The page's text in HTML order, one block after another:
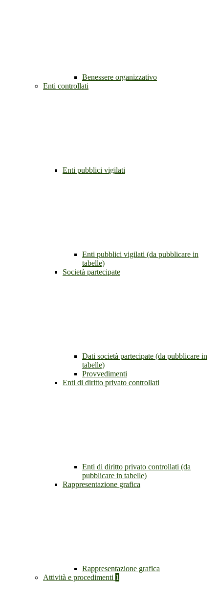
Benessere organizzativo
Enti controllati
Enti pubblici vigilati
Enti pubblici vigilati (da pubblicare in
tabelle)
Società partecipate
Dati società partecipate (da pubblicare in
tabelle)
Provvedimenti
Enti di diritto privato controllati
Enti di diritto privato controllati (da
pubblicare in tabelle)
Rappresentazione grafica
Rappresentazione grafica
Attività e procedimenti 1